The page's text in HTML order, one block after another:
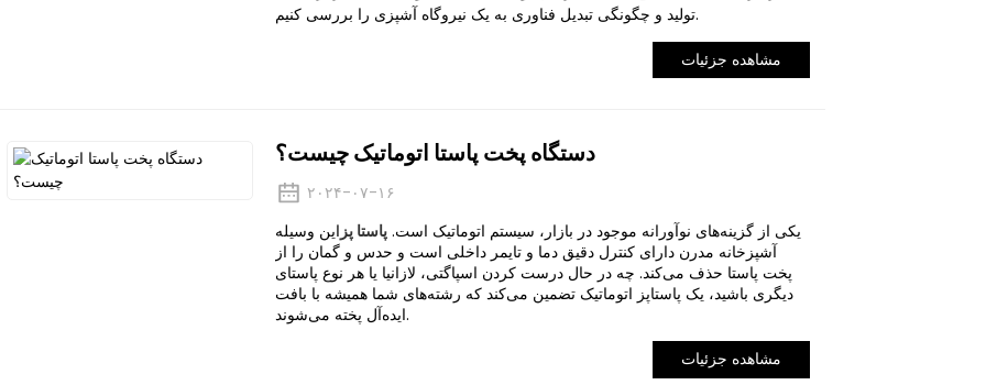
تولید و چگونگی تبدیل فناوری به یک نیروگاه آشپزی را بررسی کنیم.
مشاهده جزئیات
دستگاه پخت پاستا اتوماتیک چیست؟
۲۰۲۴-۰۷-۱۶
یکی از گزینه‌های نوآورانه موجود در بازار، سیستم اتوماتیک است. پاستا پز این وسیله
آشپزخانه مدرن دارای کنترل دقیق دما و تایمر داخلی است و حدس و گمان را از
پخت پاستا حذف می‌کند. چه در حال درست کردن اسپاگتی، لازانیا یا هر نوع پاستای
دیگری باشید، یک پاستاپز اتوماتیک تضمین می‌کند که رشته‌های شما همیشه با بافت
ایده‌آل پخته می‌شوند.
مشاهده جزئیات